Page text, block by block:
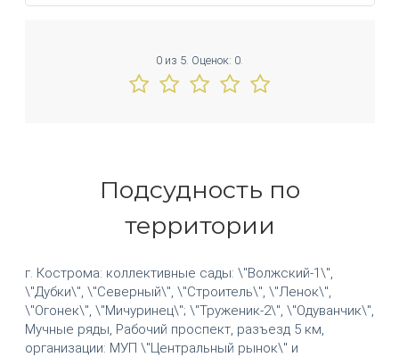
0 из 5. Оценок: 0
Подсудность по
территории
г. Кострома: коллективные сады: \"Волжский-1\",
\"Дубки\", \"Северный\", \"Строитель\", \"Ленок\",
\"Огонек\", \"Мичуринец\"; \"Труженик-2\", \"Одуванчик\",
Мучные ряды, Рабочий проспект, разъезд 5 км,
организации: МУП \"Центральный рынок\" и